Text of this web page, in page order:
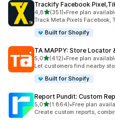
Trackify Facebook
4,8/ 5 tähteä
(351)
351 arvostelua yhteensä
•Free plan
Track Meta Pixels Facebook,
Built for Shopify
TA MAPPY: Store Locator
5,0/ 5 tähteä
(412)
412 arvostelua yhteensä
•Free plan
Let customers find nearby
Built for Shopify
Report Pundit: Custom
5,0/ 5 tähteä
(1 864)
1864 arvostelua yhteensä
•Free plan
Create custom reports,